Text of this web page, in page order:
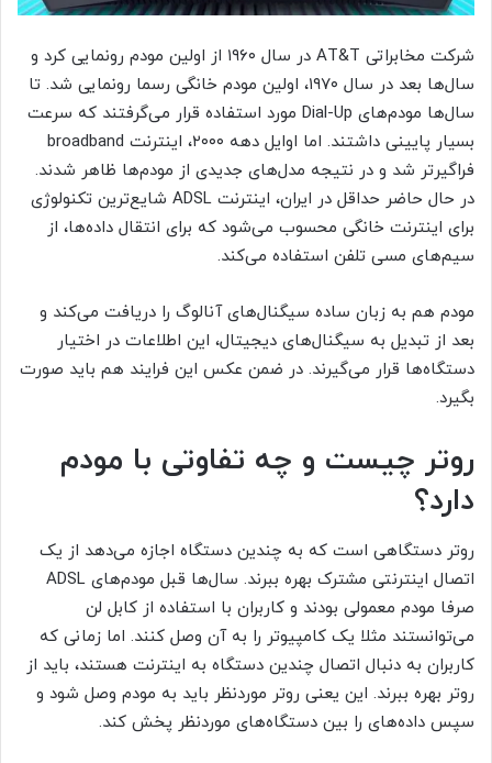
شرکت مخابراتی AT&T در سال ۱۹۶۰ از اولین مودم رونمایی کرد و
سال‌ها بعد در سال ۱۹۷۰، اولین مودم خانگی رسما رونمایی شد. تا
سال‌ها مودم‌های Dial-Up مورد استفاده قرار می‌گرفتند که سرعت
بسیار پایینی داشتند. اما اوایل دهه ۲۰۰۰، اینترنت broadband
فراگیرتر شد و در نتیجه مدل‌های جدیدی از مودم‌ها ظاهر شدند.
در حال حاضر حداقل در ایران، اینترنت ADSL شایع‌ترین تکنولوژی
برای اینترنت خانگی محسوب می‌شود که برای انتقال داده‌ها، از
سیم‌های مسی تلفن استفاده می‌کند.
مودم هم به زبان ساده سیگنال‌های آنالوگ را دریافت می‌کند و
بعد از تبدیل به سیگنال‌های دیجیتال، این اطلاعات در اختیار
دستگاه‌ها قرار می‌گیرند. در ضمن عکس این فرایند هم باید صورت
بگیرد.
روتر چیست و چه تفاوتی با مودم
دارد؟
روتر دستگاهی است که به چندین دستگاه اجازه می‌دهد از یک
اتصال اینترنتی مشترک بهره ببرند. سال‌ها قبل مودم‌های ADSL
صرفا مودم معمولی بودند و کاربران با استفاده از کابل لن
می‌توانستند مثلا یک کامپیوتر را به آن وصل کنند. اما زمانی که
کاربران به دنبال اتصال چندین دستگاه به اینترنت هستند، باید از
روتر بهره ببرند. این یعنی روتر موردنظر باید به مودم وصل شود و
سپس داده‌های را بین دستگاه‌های موردنظر پخش کند.